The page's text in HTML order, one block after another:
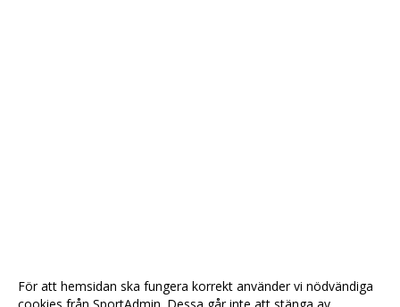
För att hemsidan ska fungera korrekt använder vi nödvändiga